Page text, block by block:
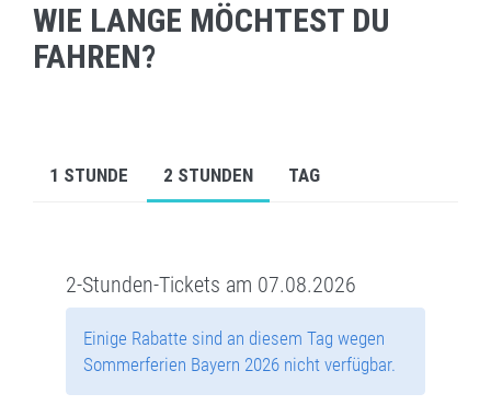
WIE LANGE MÖCHTEST DU
FAHREN?
1 STUNDE 2 STUNDEN TAG
2-Stunden-Tickets am 07.08.2026
Einige Rabatte sind an diesem Tag wegen
Sommerferien Bayern 2026 nicht verfügbar.